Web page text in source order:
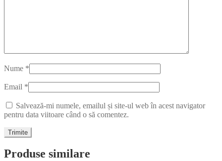
Nume *
Email *
Salvează-mi numele, emailul și site-ul web în acest navigator
pentru data viitoare când o să comentez.
Produse similare